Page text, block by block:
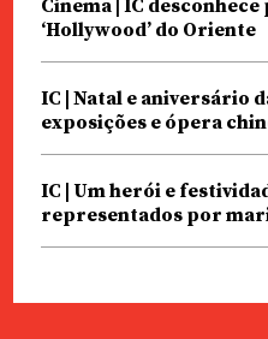
Cinema | IC
‘Hollywood’ do Oriente
IC | Natal e aniversário
exposições e ópera
IC | Um herói e
representados por